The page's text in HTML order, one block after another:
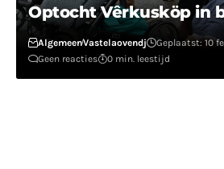
Optocht Vêrkusköp in
AlgemeenVastelaovendj
Geplaatst: 10
Geen reacties
0 min. leestijd